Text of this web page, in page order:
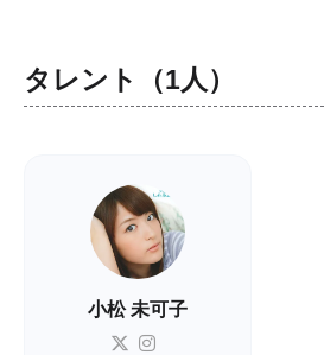
タレント（1人）
小松 未可子